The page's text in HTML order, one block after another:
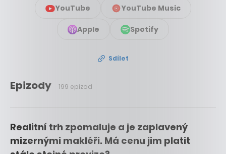
YouTube YouTube Music
Apple Spotify
Sdílet
Epizody 199 epizod
Realitní trh zpomaluje a je zaplavený
mizernými makléři. Má cenu jim platit